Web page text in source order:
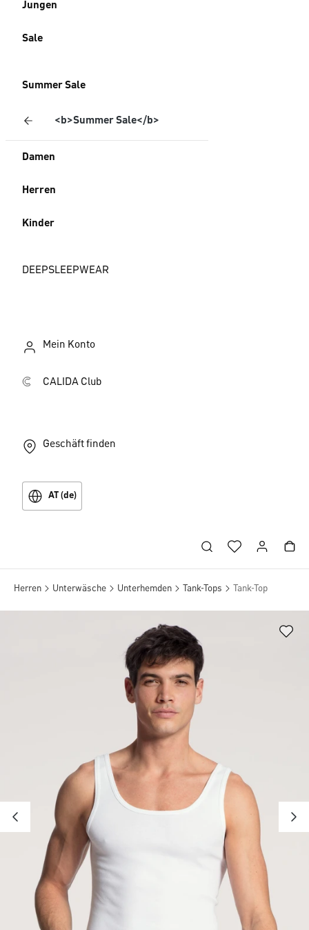
Jungen
Sale
Summer Sale
<b>Summer Sale</b>
Damen
Herren
Kinder
DEEPSLEEPWEAR
Mein Konto
CALIDA Club
Geschäft finden
AT (de)
Herren Unterwäsche Unterhemden Tank-Tops Tank-Top